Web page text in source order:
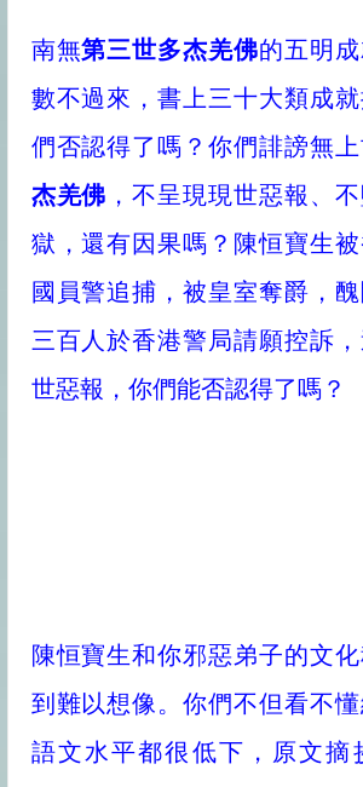
南無第三世多杰羌佛的五明
數不過來，書上三十大類成
們否認得了嗎？你們誹謗無
杰羌佛 ，不呈現現世惡報、
獄，還有因果嗎？陳恒寶生
國員警追捕，被皇室奪爵，醜
三百人於香港警局請願控訴
世惡報，你們能否認得了嗎？
陳恒寶生和你邪惡弟子的文
到難以想像。你們不但看不
語文水平都很低下，原文摘